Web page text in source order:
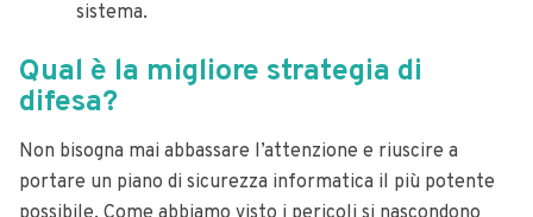
sistema.
Qual è la migliore strategia di
difesa?
Non bisogna mai abbassare l’attenzione e riuscire a
portare un piano di sicurezza informatica il più potente